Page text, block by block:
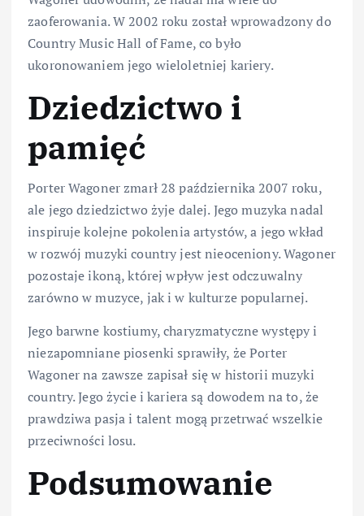
zaoferowania. W 2002 roku został wprowadzony do
Country Music Hall of Fame, co było
ukoronowaniem jego wieloletniej kariery.
Dziedzictwo i
pamięć
Porter Wagoner zmarł 28 października 2007 roku,
ale jego dziedzictwo żyje dalej. Jego muzyka nadal
inspiruje kolejne pokolenia artystów, a jego wkład
w rozwój muzyki country jest nieoceniony. Wagoner
pozostaje ikoną, której wpływ jest odczuwalny
zarówno w muzyce, jak i w kulturze popularnej.
Jego barwne kostiumy, charyzmatyczne występy i
niezapomniane piosenki sprawiły, że Porter
Wagoner na zawsze zapisał się w historii muzyki
country. Jego życie i kariera są dowodem na to, że
prawdziwa pasja i talent mogą przetrwać wszelkie
przeciwności losu.
Podsumowanie